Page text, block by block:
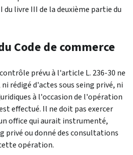
livre III de la deuxième partie du
Code de commerce
prévu à l'article L. 236-30 ne
rédigé d'actes sous seing privé, ni
à l'occasion de l'opération
effectué. Il ne doit pas exercer
office qui aurait instrumenté,
privé ou donné des consultations
opération.